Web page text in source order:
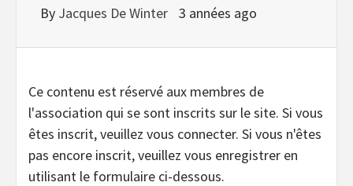
By Jacques De Winter 3 années ago
Ce contenu est réservé aux membres de
l'association qui se sont inscrits sur le site. Si vous
êtes inscrit, veuillez vous connecter. Si vous n'êtes
pas encore inscrit, veuillez vous enregistrer en
utilisant le formulaire ci-dessous.